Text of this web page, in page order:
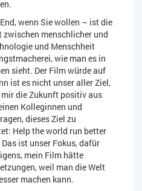
wenn Sie wollen – ist die
menschlicher und
und Menschheit
wie man es in
sieht. Der Film würde auf
ist es nicht unser aller Ziel,
die Zukunft positiv aus
Kolleginnen und
dieses Ziel zu
Help the world run better
ist unser Fokus, dafür
mein Film hätte
weil man die Welt
machen kann.